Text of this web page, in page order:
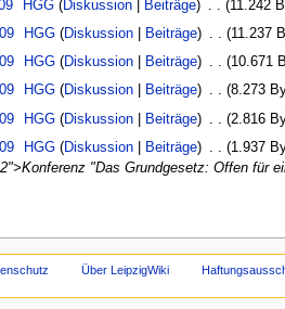
‎ HGG Diskussion Beiträge 11.242
‎ HGG Diskussion Beiträge 11.237
‎ HGG Diskussion Beiträge 10.671
‎ HGG Diskussion Beiträge 8.273
‎ HGG Diskussion Beiträge 2.816
‎ HGG Diskussion Beiträge 1.937
"Das Grundgesetz: Offen für
Über LeipzigWiki